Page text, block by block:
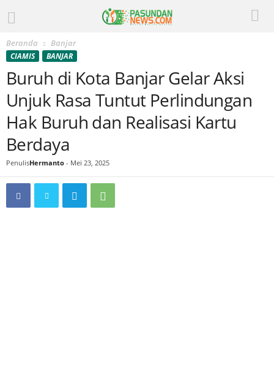
Beranda Banjar
CIAMIS BANJAR
Buruh di Kota Banjar Gelar Aksi
Unjuk Rasa Tuntut Perlindungan
Hak Buruh dan Realisasi Kartu
Berdaya
PenulisHermanto - Mei 23, 2025